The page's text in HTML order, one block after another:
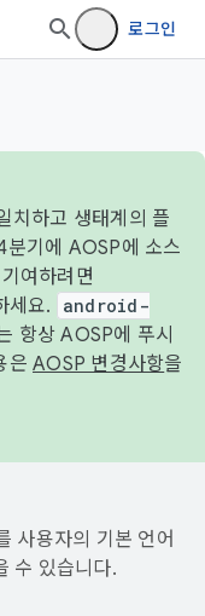
로그인
치하고 생태계의 플
기에 AOSP에 소스
여하려면
세요.
android-
항상 AOSP에 푸시
은 AOSP 변경사항을
사용자의 기본 언어
수 있습니다.